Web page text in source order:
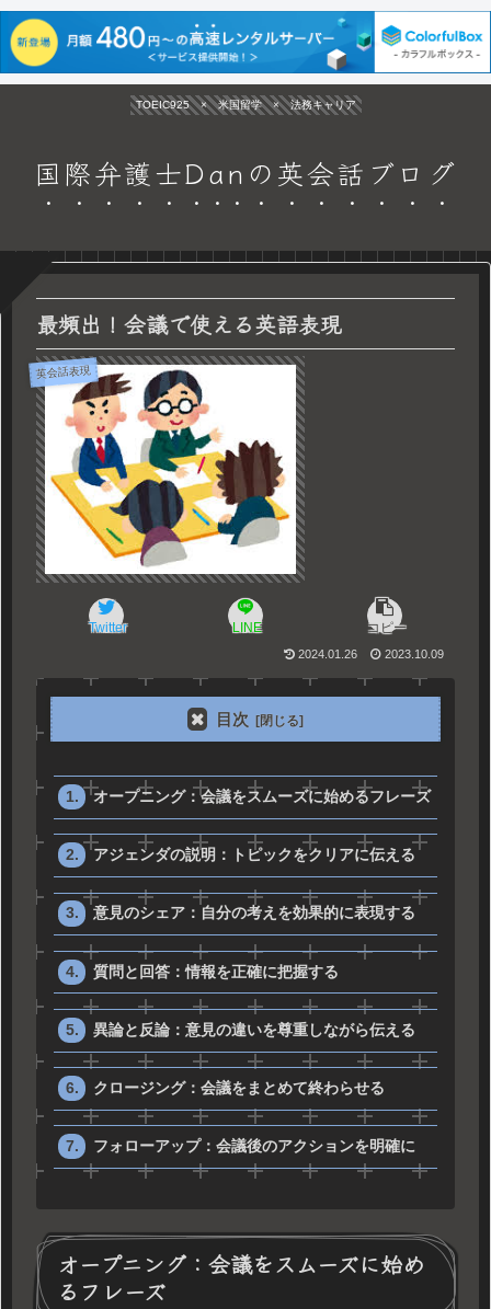
TOEIC925 × 米国留学 × 法務キャリア
国際弁護士Danの英会話ブログ
最頻出！会議で使える英語表現
英会話表現
Twitter LINE コピー
2024.01.26 2023.10.09
目次
オープニング：会議をスムーズに始めるフレーズ
アジェンダの説明：トピックをクリアに伝える
意見のシェア：自分の考えを効果的に表現する
質問と回答：情報を正確に把握する
異論と反論：意見の違いを尊重しながら伝える
クロージング：会議をまとめて終わらせる
フォローアップ：会議後のアクションを明確に
オープニング：会議をスムーズに始め
るフレーズ